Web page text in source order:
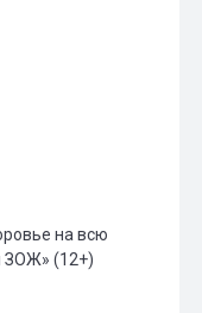
на всю
ЗОЖ» (12+)